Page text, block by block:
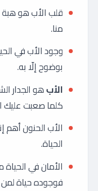
قلب الأب هو هبة
منا.
وجود الأب في
بوضوح إلّا به.
الأبهو الجدار
كلما صعبت عليك
الأب الحنون أهم
الحياة.
الأمان في
فوجوده حياة